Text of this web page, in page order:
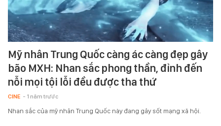
Mỹ nhân Trung Quốc càng ác càng đẹp gây
bão MXH: Nhan sắc phong thần, đỉnh đến
nỗi mọi tội lỗi đều được tha thứ
CINE - 1 năm trước
Nhan sắc của mỹ nhân Trung Quốc này đang gây sốt mạng xã hội.